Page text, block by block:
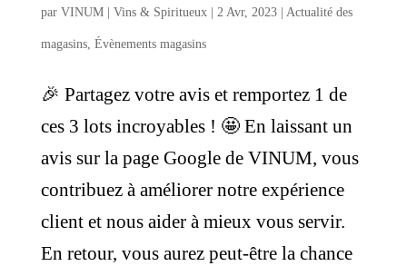
par VINUM | Vins & Spiritueux| 2 Avr, 2023| Actualité des
magasins, Évènements magasins
🎉 Partagez votre avis et remportez 1 de
ces 3 lots incroyables ! 🤩 En laissant un
avis sur la page Google de VINUM, vous
contribuez à améliorer notre expérience
client et nous aider à mieux vous servir.
En retour, vous aurez peut-être la chance